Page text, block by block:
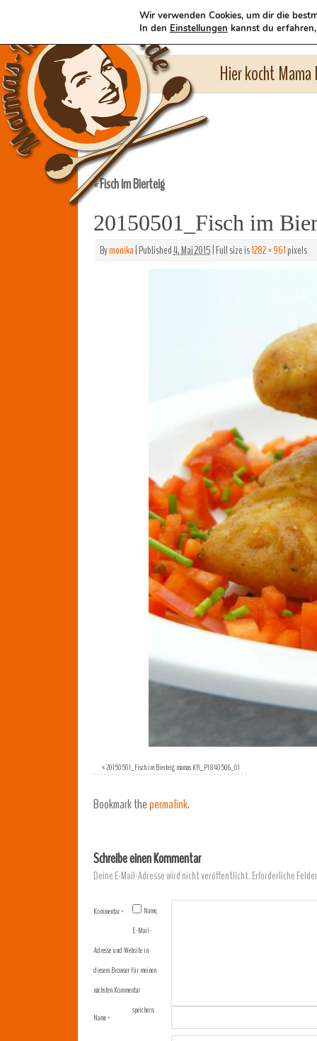
Hier kocht
«Fisch im Bierteig
20150501_Fisch im
Bymonika|Published4. Mai 2015|Full size is1282 × 961pixels
«20150501_Fisch im Bierteig mamas KR_P1840506_01
Bookmark thepermalink.
Schreibe einen Kommentar
Deine E-Mail-Adresse wird nicht veröffentlicht.Erforderliche
Kommentar*
Name*
Name,
E-Mail-
Adresse und Website in
diesem Browser für meinen
nächsten Kommentar
speichern.
Wir verwenden Cookies, um dir die
In den Einstellungen kannst du